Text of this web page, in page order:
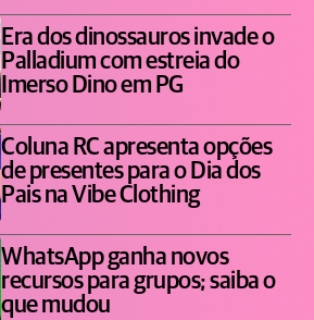
Era dos dinossauros invade o
Palladium com estreia do
Imerso Dino em PG
Coluna RC apresenta opções
de presentes para o Dia dos
Pais na Vibe Clothing
WhatsApp ganha novos
recursos para grupos; saiba o
que mudou